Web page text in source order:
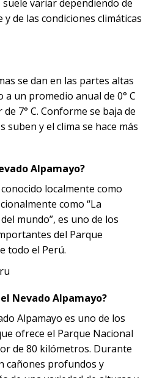
variar dependiendo de
y de las condiciones climáticas
se dan en las partes altas
un promedio anual de 0° C
7° C. Conforme se baja de
y el clima se hace más
Alpamayo?
localmente como
como “La
mundo”, es uno de los
del Parque
todo el Perú.
Nevado Alpamayo?
Alpamayo es uno de los
ofrece el Parque Nacional
de 80 kilómetros. Durante
cañones profundos y